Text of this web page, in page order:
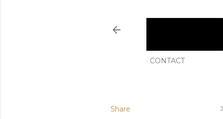
CONTACT
Share